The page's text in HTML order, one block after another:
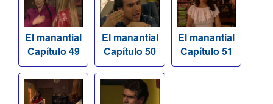
El manantial
Capítulo 49
El manantial
Capítulo 50
El manantial
Capítulo 51